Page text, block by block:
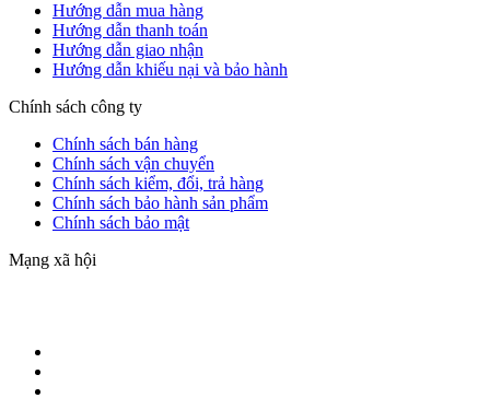
Hướng dẫn mua hàng
Hướng dẫn thanh toán
Hướng dẫn giao nhận
Hướng dẫn khiếu nại và bảo hành
Chính sách công ty
Chính sách bán hàng
Chính sách vận chuyển
Chính sách kiểm, đổi, trả hàng
Chính sách bảo hành sản phẩm
Chính sách bảo mật
Mạng xã hội